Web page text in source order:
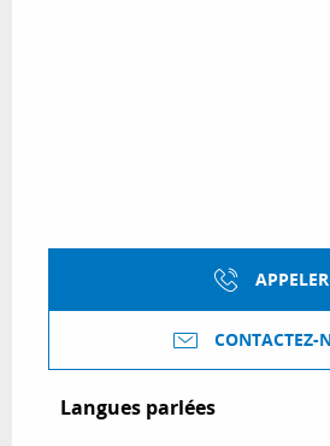
APPELER
CONTACTEZ-
Langues parlées
Langues parlées